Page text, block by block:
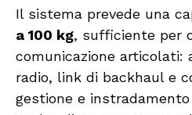
Il sistema prevede una
a 100 kg, sufficiente per
comunicazione articolati:
radio, link di backhaul e
gestione e